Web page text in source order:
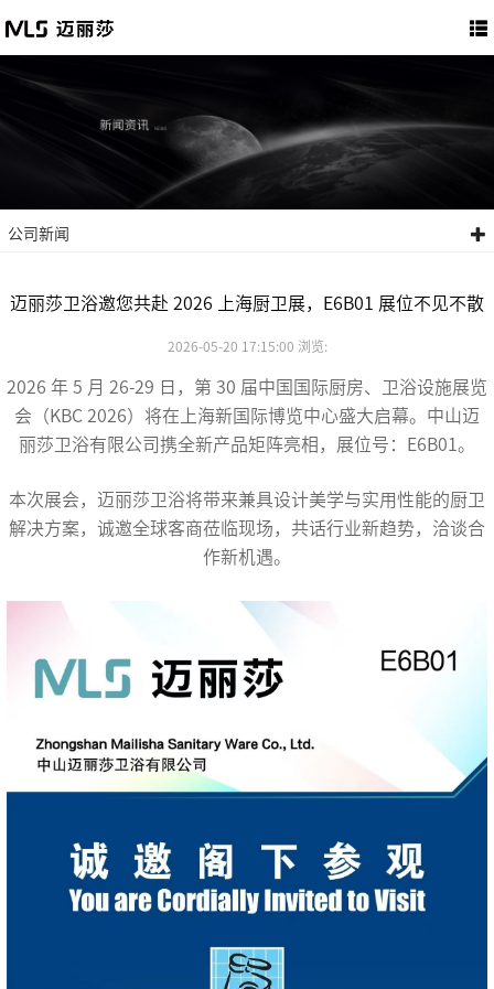
公司新闻
迈丽莎卫浴邀您共赴 2026 上海厨卫展，E6B01 展位不见不散
2026-05-20 17:15:00 浏览:
2026 年 5 月 26-29 日，第 30 届中国国际厨房、卫浴设施展览
会（KBC 2026）将在上海新国际博览中心盛大启幕。中山迈
丽莎卫浴有限公司携全新产品矩阵亮相，展位号：E6B01。
本次展会，迈丽莎卫浴将带来兼具设计美学与实用性能的厨卫
解决方案，诚邀全球客商莅临现场，共话行业新趋势，洽谈合
作新机遇。